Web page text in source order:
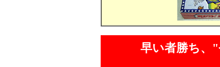
早い者勝ち、